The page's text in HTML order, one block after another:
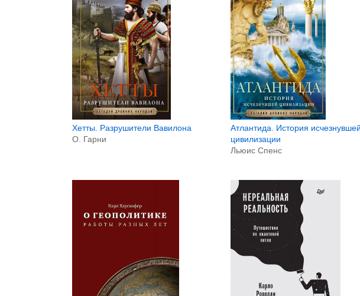
Хетты. Разрушители Вавилона
О. Гарни
Атлантида. История исчезнувшей
цивилизации
Льюис Спенс